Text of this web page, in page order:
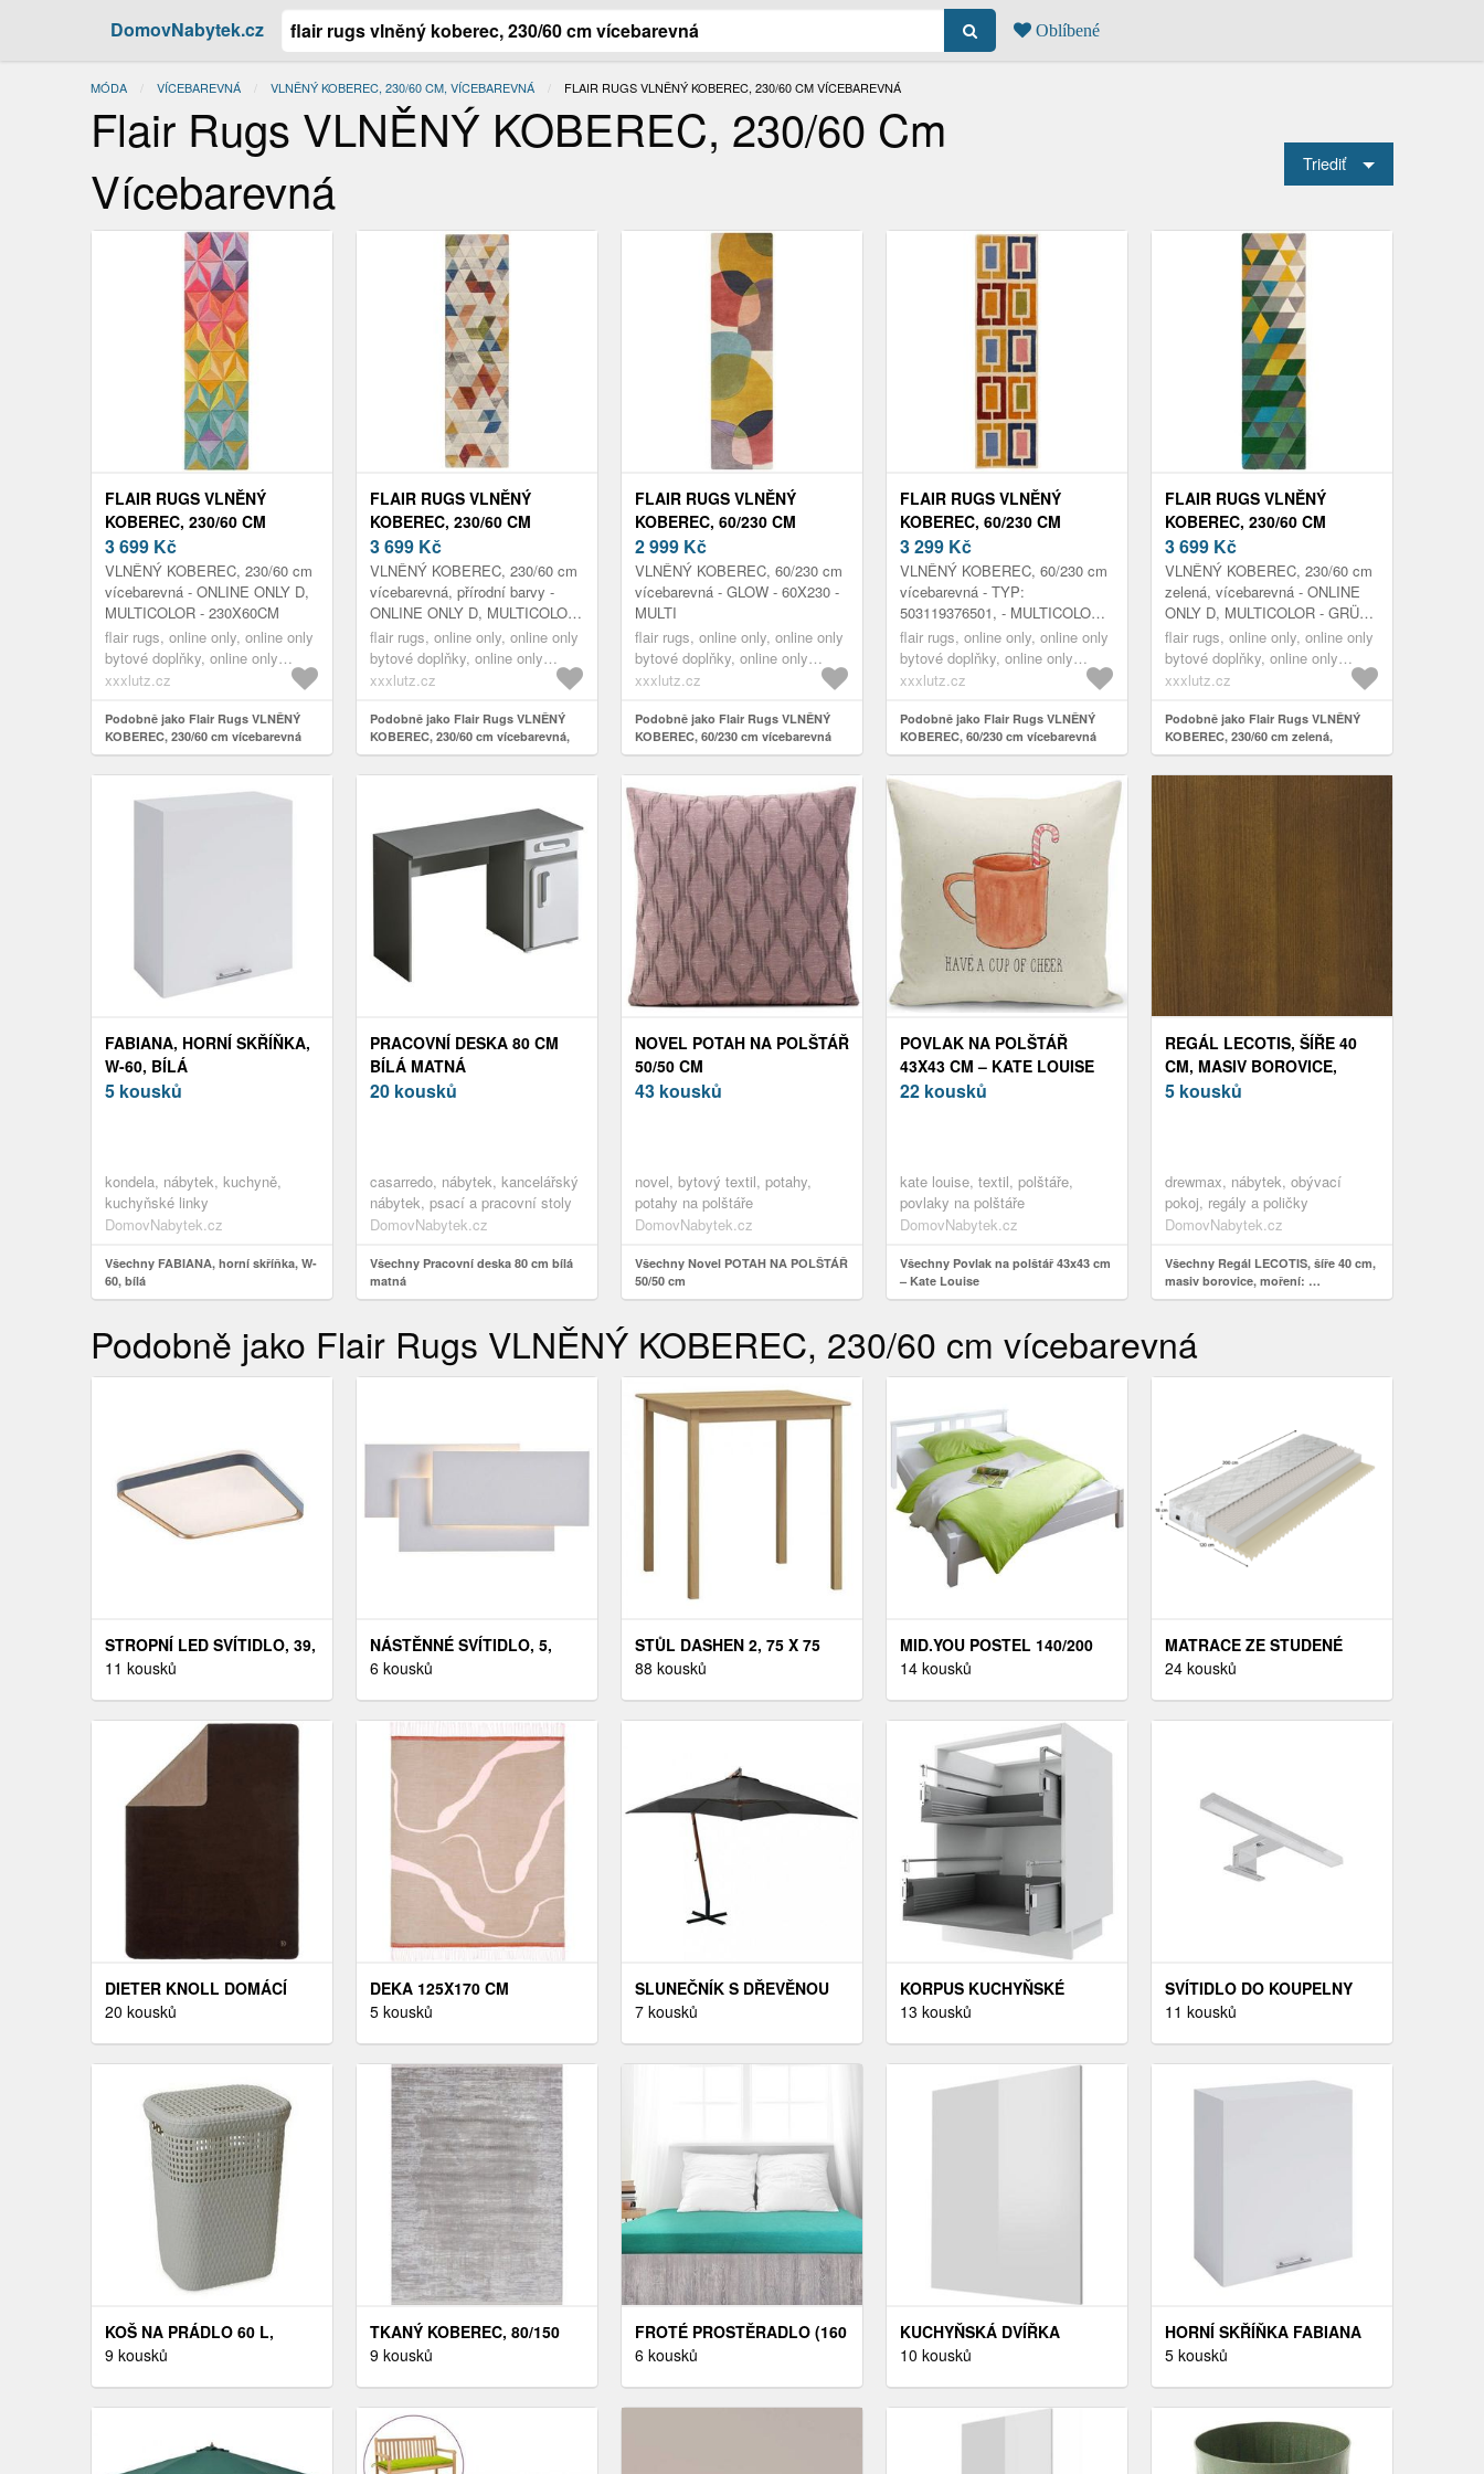
DomovNabytek.cz Oblíbené
MÓDA VÍCEBAREVNÁ VLNĚNÝ KOBEREC, 230/60 CM, VÍCEBAREVNÁ AKTUÁLNÍ:
FLAIR RUGS VLNĚNÝ KOBEREC, 230/60 CM VÍCEBAREVNÁ
Flair Rugs VLNĚNÝ KOBEREC, 230/60 Cm
Vícebarevná
Triediť
FLAIR RUGS VLNĚNÝ
KOBEREC, 230/60 CM
VÍCEBAREVNÁ
3 699 Kč
VLNĚNÝ KOBEREC, 230/60 cm
vícebarevná - ONLINE ONLY D,
MULTICOLOR - 230X60CM
flair rugs, online only, online only
bytové doplňky, online only
koberce & rohožky
xxxlutz.cz
Podobně jako Flair Rugs VLNĚNÝ
KOBEREC, 230/60 cm vícebarevná
FLAIR RUGS VLNĚNÝ
KOBEREC, 230/60 CM
VÍCEBAREVNÁ, PŘÍRODNÍ
BARVY
3 699 Kč
VLNĚNÝ KOBEREC, 230/60 cm
vícebarevná, přírodní barvy -
ONLINE ONLY D, MULTICOLOR
- NATURFARBEN - 230X60CM
flair rugs, online only, online only
bytové doplňky, online only
koberce & rohožky
xxxlutz.cz
Podobně jako Flair Rugs VLNĚNÝ
KOBEREC, 230/60 cm vícebarevná,
přírodní barvy
FLAIR RUGS VLNĚNÝ
KOBEREC, 60/230 CM
VÍCEBAREVNÁ
2 999 Kč
VLNĚNÝ KOBEREC, 60/230 cm
vícebarevná - GLOW - 60X230 -
MULTI
flair rugs, online only, online only
bytové doplňky, online only
koberce & rohožky
xxxlutz.cz
Podobně jako Flair Rugs VLNĚNÝ
KOBEREC, 60/230 cm vícebarevná
FLAIR RUGS VLNĚNÝ
KOBEREC, 60/230 CM
VÍCEBAREVNÁ
3 299 Kč
VLNĚNÝ KOBEREC, 60/230 cm
vícebarevná - TYP:
503119376501, - MULTICOLOR,
60CM X 230CM
flair rugs, online only, online only
bytové doplňky, online only
koberce & rohožky
xxxlutz.cz
Podobně jako Flair Rugs VLNĚNÝ
KOBEREC, 60/230 cm vícebarevná
FLAIR RUGS VLNĚNÝ
KOBEREC, 230/60 CM
ZELENÁ, VÍCEBAREVNÁ
3 699 Kč
VLNĚNÝ KOBEREC, 230/60 cm
zelená, vícebarevná - ONLINE
ONLY D, MULTICOLOR - GRÜN -
230X60CM
flair rugs, online only, online only
bytové doplňky, online only
koberce & rohožky
xxxlutz.cz
Podobně jako Flair Rugs VLNĚNÝ
KOBEREC, 230/60 cm zelená,
vícebarevná
FABIANA, HORNÍ SKŘÍŇKA,
W-60, BÍLÁ
5 kousků
kondela, nábytek, kuchyně,
kuchyňské linky
DomovNabytek.cz
Všechny FABIANA, horní skříňka, W-
60, bílá
PRACOVNÍ DESKA 80 CM
BÍLÁ MATNÁ
20 kousků
casarredo, nábytek, kancelářský
nábytek, psací a pracovní stoly
DomovNabytek.cz
Všechny Pracovní deska 80 cm bílá
matná
NOVEL POTAH NA POLŠTÁŘ
50/50 CM
43 kousků
novel, bytový textil, potahy,
potahy na polštáře
DomovNabytek.cz
Všechny Novel POTAH NA POLŠTÁŘ
50/50 cm
POVLAK NA POLŠTÁŘ
43X43 CM – KATE LOUISE
22 kousků
kate louise, textil, polštáře,
povlaky na polštáře
DomovNabytek.cz
Všechny Povlak na polštář 43x43 cm
– Kate Louise
REGÁL LECOTIS, ŠÍŘE 40
CM, MASIV BOROVICE,
MOŘENÍ: …
5 kousků
drewmax, nábytek, obývací
pokoj, regály a poličky
DomovNabytek.cz
Všechny Regál LECOTIS, šíře 40 cm,
masiv borovice, moření: …
Podobně jako Flair Rugs VLNĚNÝ KOBEREC, 230/60 cm vícebarevná
STROPNÍ LED SVÍTIDLO, 39,
5/5/39, 5 CM
11 kousků
NÁSTĚNNÉ SVÍTIDLO, 5,
5/12, 5/26 CM
6 kousků
STŮL DASHEN 2, 75 X 75
CM, MASIV BOROVICE
88 kousků
MID.YOU POSTEL 140/200
CM, DŘEVO, BÍLÁ
14 kousků
MATRACE ZE STUDENÉ
PĚNY, 160/200 CM
24 kousků
DIETER KNOLL DOMÁCÍ
DEKA, BAVLNA, 150/200 CM
20 kousků
DEKA 125X170 CM
GALLERY – METTE DITMER
5 kousků
SLUNEČNÍK S DŘEVĚNOU
TYČÍ Ø 300 CM
7 kousků
KORPUS KUCHYŇSKÉ
SKŘÍŇKY BÍLY D2M 60
13 kousků
SVÍTIDLO DO KOUPELNY
LED 30 CM CHROME
11 kousků
KOŠ NA PRÁDLO 60 L,
ŠEDÁ
9 kousků
TKANÝ KOBEREC, 80/150
CM, BARVY STŘÍBRA
9 kousků
FROTÉ PROSTĚRADLO (160
X 200 CM) - TYRKYSOVÁ
6 kousků
KUCHYŇSKÁ DVÍŘKA
ESSEN ZM-60 BIELY
10 kousků
HORNÍ SKŘÍŇKA FABIANA
W - 60 TEMPO KONDELA
5 kousků